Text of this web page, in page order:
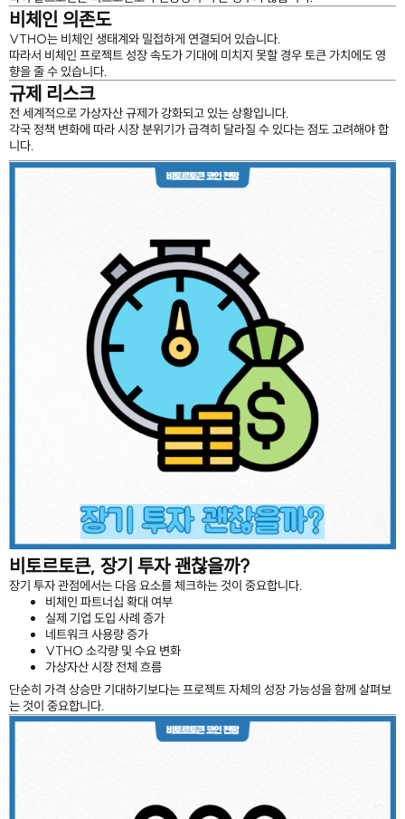
비체인 의존도
VTHO는 비체인 생태계와 밀접하게 연결되어 있습니다.
따라서 비체인 프로젝트 성장 속도가 기대에 미치지 못할 경우 토큰 가치에도 영
향을 줄 수 있습니다.
규제 리스크
전 세계적으로 가상자산 규제가 강화되고 있는 상황입니다.
각국 정책 변화에 따라 시장 분위기가 급격히 달라질 수 있다는 점도 고려해야 합
니다.
비토르토큰, 장기 투자 괜찮을까?
장기 투자 관점에서는 다음 요소를 체크하는 것이 중요합니다.
비체인 파트너십 확대 여부
실제 기업 도입 사례 증가
네트워크 사용량 증가
VTHO 소각량 및 수요 변화
가상자산 시장 전체 흐름
단순히 가격 상승만 기대하기보다는 프로젝트 자체의 성장 가능성을 함께 살펴보
는 것이 중요합니다.